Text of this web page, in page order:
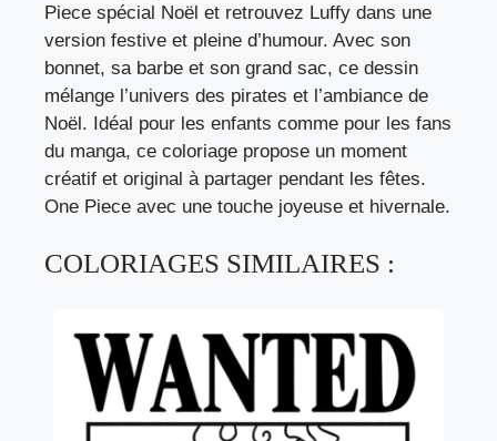
Piece spécial Noël et retrouvez Luffy dans une
version festive et pleine d’humour. Avec son
bonnet, sa barbe et son grand sac, ce dessin
mélange l’univers des pirates et l’ambiance de
Noël. Idéal pour les enfants comme pour les fans
du manga, ce coloriage propose un moment
créatif et original à partager pendant les fêtes.
One Piece avec une touche joyeuse et hivernale.
COLORIAGES SIMILAIRES :